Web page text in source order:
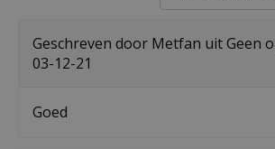
Geschreven door Metfan uit Geen
03-12-21
Goed